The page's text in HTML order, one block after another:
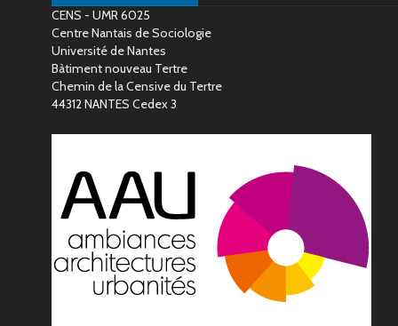
CENS - UMR 6025
Centre Nantais de Sociologie
Université de Nantes
Bàtiment nouveau Tertre
Chemin de la Censive du Tertre
44312 NANTES Cedex 3